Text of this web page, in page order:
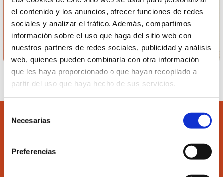
el contenido y los anuncios, ofrecer funciones de redes
sociales y analizar el tráfico. Además, compartimos
información sobre el uso que haga del sitio web con
nuestros partners de redes sociales, publicidad y análisis
web, quienes pueden combinarla con otra información
que les haya proporcionado o que hayan recopilado a
partir del uso que haya hecho de sus servicios.
Necesarias
Preferencias